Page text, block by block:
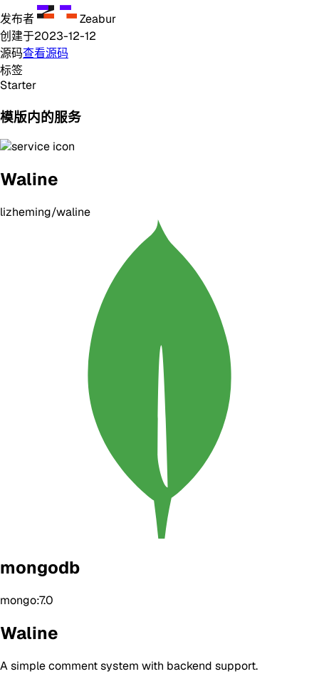
发布者
Zeabur
创建于2023-12-12
源码查看源码
标签
Starter
模版内的服务
Waline
lizheming/waline
mongodb
mongo:7.0
Waline
A simple comment system with backend support.